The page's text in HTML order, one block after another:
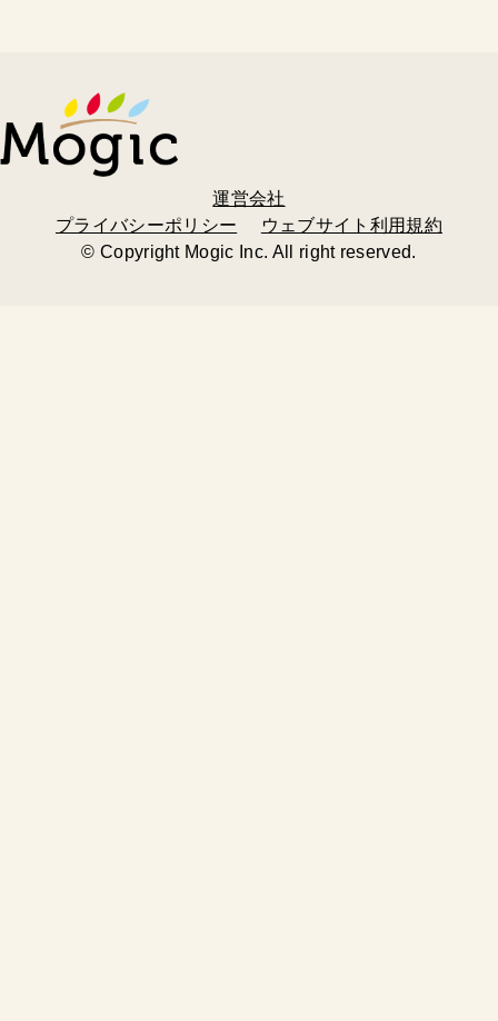
運営会社
プライバシーポリシー
ウェブサイト利用規約
© Copyright Mogic Inc. All right reserved.